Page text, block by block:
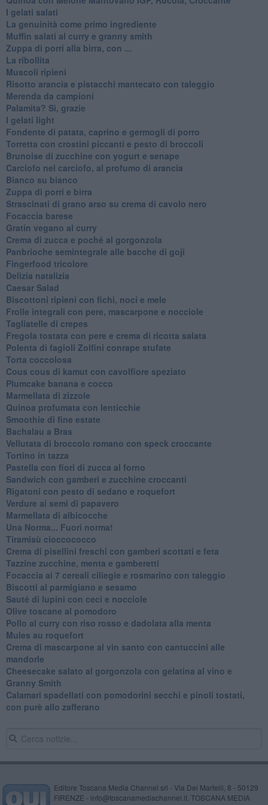
I gelati salati
La genuinità come primo ingrediente
Muffin salati al curry e granny smith
Zuppa di porri alla birra, con ...
La ribollita
Muscoli ripieni
Risotto arancia e pistacchi mantecato con taleggio
Merenda da campioni
Palamita? Sì, grazie
I gelati light
Fondente di patata, caprino e germogli di porro
Torretta con crostini piccanti e pesto di broccoli
Brunoise di zucchine con yogurt e senape
Carciofo nel carciofo, al profumo di arancia
Bianco su bianco
Zuppa di porri e birra
Strascinati di grano arso su crema di cavolo nero
Focaccia barese
Gratin vegano al curry
Crema di zucca e poché al gorgonzola
Panbrioche semintegrale alle bacche di goji
Fingerfood tricolore
Delizia natalizia
Caesar Salad
Biscottoni ripieni con fichi, noci e mele
Frolle integrali con pere, mascarpone e nocciole
Tagliatelle di crepes
Fregola tostata con pere e crema di ricotta salata
Polenta di fagioli Zolfini conrape stufate
Torta coccolosa
Cous cous di kamut con cavolfiore speziato
Plumcake banana e cocco
Marmellata di zizzole
Quinoa profumata con lenticchie
Smoothie di fine estate
Bachalau a Bras
Vellutata di broccolo romano con speck croccante
Tortino in tazza
Pastella con fiori di zucca al forno
Sandwich con gamberi e zucchine croccanti
Rigatoni con pesto di sedano e roquefort
Verdure ai semi di papavero
Marmellata di albicocche
Una Norma... Fuori norma!
Tiramisù cioccococco
Crema di pisellini freschi con gamberi scottati e feta
Tazzine zucchine, menta e gamberetti
Focaccia ai 7 cereali ciliegie e rosmarino con taleggio
Biscotti al parmigiano e sesamo
Sauté di lupini con ceci e nocciole
Olive toscane al pomodoro
Pollo al curry con riso rosso e dadolata alla menta
Mules au roquefort
Crema di mascarpone al vin santo con cantuccini alle
mandorle
Cheesecake salato al gorgonzola con gelatina al vino e
Granny Smith
Calamari spadellati con pomodorini secchi e pinoli tostati,
con purè allo zafferano
Editore Toscana Media Channel srl - Via Dei Martelli, 8 - 50129
FIRENZE - info@toscanamediachannel.it. TOSCANA MEDIA